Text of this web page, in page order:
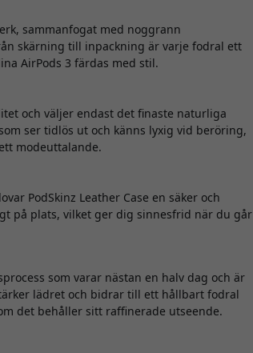
sammanfogat med noggrann
skärning till inpackning är varje fodral ett
AirPods 3 färdas med stil.
och väljer endast det finaste naturliga
ser tidlös ut och känns lyxig vid beröring,
modeuttalande.
PodSkinz Leather Case en säker och
på plats, vilket ger dig sinnesfrid när du går
som varar nästan en halv dag och är
lädret och bidrar till ett hållbart fodral
det behåller sitt raffinerade utseende.